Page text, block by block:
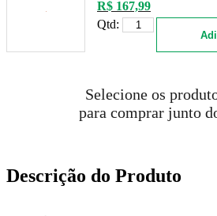
R$ 167,99
Qtd:
Selecione os
para comprar junto
Descrição do Produto